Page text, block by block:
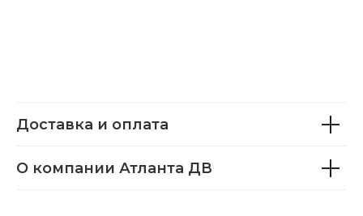
Доставка и оплата
О компании Атланта ДВ